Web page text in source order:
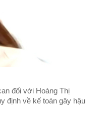
đối với Hoàng Thị
định về kế toán gây hậu